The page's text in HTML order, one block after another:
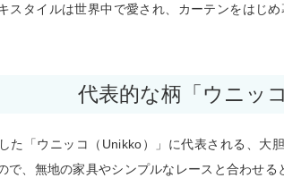
スタイルは世界中で愛され、カーテンをはじ
代表的な柄「ウニッ
た「ウニッコ（Unikko）」に代表される、大
で、無地の家具やシンプルなレースと合わせ